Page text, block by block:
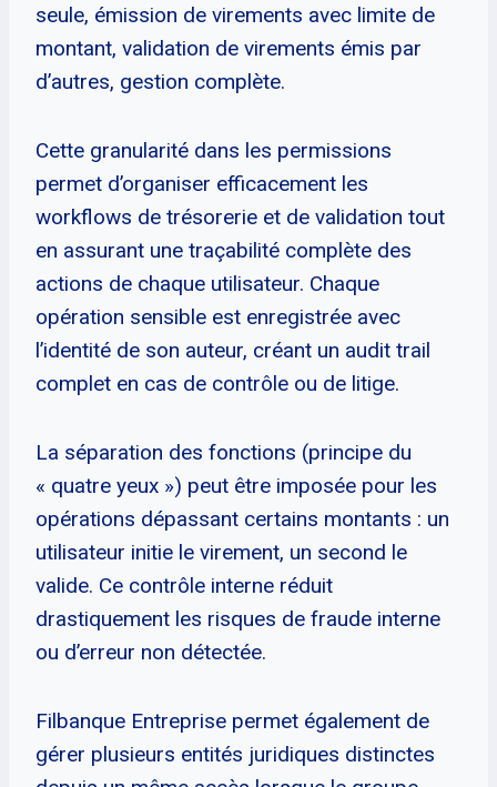
seule, émission de virements avec limite de
montant, validation de virements émis par
d’autres, gestion complète.
Cette granularité dans les permissions
permet d’organiser efficacement les
workflows de trésorerie et de validation tout
en assurant une traçabilité complète des
actions de chaque utilisateur. Chaque
opération sensible est enregistrée avec
l’identité de son auteur, créant un audit trail
complet en cas de contrôle ou de litige.
La séparation des fonctions (principe du
« quatre yeux ») peut être imposée pour les
opérations dépassant certains montants : un
utilisateur initie le virement, un second le
valide. Ce contrôle interne réduit
drastiquement les risques de fraude interne
ou d’erreur non détectée.
Filbanque Entreprise permet également de
gérer plusieurs entités juridiques distinctes